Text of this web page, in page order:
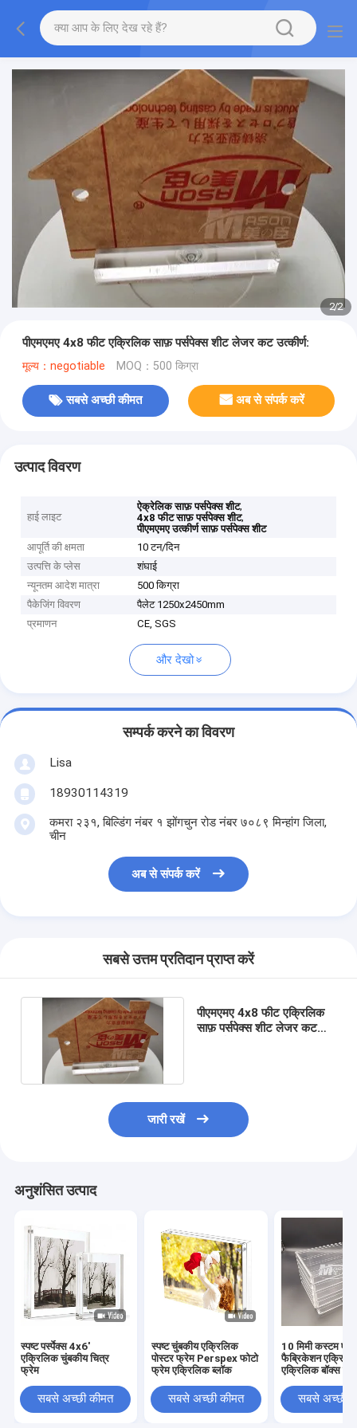
2/2
पीएमएमए 4x8 फीट एक्रिलिक साफ़ पर्सपेक्स शीट लेजर कट उत्कीर्ण:
मूल्य：negotiable MOQ：500 किग्रा
सबसे अच्छी कीमत अब से संपर्क करें
उत्पाद विवरण
हाई लाइट
ऐक्रेलिक साफ़ पर्सपेक्स शीट,
4x8 फीट साफ़ पर्सपेक्स शीट,
पीएमएमए उत्कीर्ण साफ़ पर्सपेक्स शीट
आपूर्ति की क्षमता
10 टन/दिन
उत्पत्ति के प्लेस
शंघाई
न्यूनतम आदेश मात्रा
500 किग्रा
पैकेजिंग विवरण
पैलेट 1250x2450mm
प्रमाणन
CE, SGS
और देखो
सम्पर्क करने का विवरण
Lisa
18930114319
कमरा २३१, बिल्डिंग नंबर १ झोंगचुन रोड नंबर ७०८९ मिन्हांग जिला,
चीन
अब से संपर्क करें
सबसे उत्तम प्रतिदान प्राप्त करें
पीएमएमए 4x8 फीट एक्रिलिक
साफ़ पर्सपेक्स शीट लेजर कट
जारी रखें
अनुशंसित उत्पाद
स्पष्ट पर्स्पेक्स 4x6'
एक्रिलिक चुंबकीय चित्र
फ्रेम
सबसे अच्छी कीमत
स्पष्ट चुंबकीय एक्रिलिक
पोस्टर फ्रेम Perspex फोटो
फ्रेम एक्रिलिक ब्लॉक
सबसे अच्छी कीमत
10 मिमी कस्टम
फैब्रिकेशन
एक्रिलिक बॉक्स
सबसे अच्छी